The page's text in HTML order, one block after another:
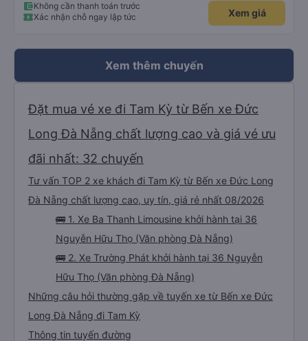
Không cần thanh toán trước
Xác nhận chỗ ngay lập tức
Xem giá
Xem thêm chuyến
Đặt mua vé xe đi Tam Kỳ từ Bến xe Đức
Long Đà Nẵng chất lượng cao và giá vé ưu
đãi nhất: 32 chuyến
Tư vấn TOP 2 xe khách đi Tam Kỳ từ Bến xe Đức Long
Đà Nẵng chất lượng cao, uy tín, giá rẻ nhất 08/2026
🚌 1. Xe Ba Thanh Limousine khởi hành tại 36
Nguyễn Hữu Thọ (Văn phòng Đà Nẵng)
🚌 2. Xe Trường Phát khởi hành tại 36 Nguyễn
Hữu Thọ (Văn phòng Đà Nẵng)
Những câu hỏi thường gặp về tuyến xe từ Bến xe Đức
Long Đà Nẵng đi Tam Kỳ
Thông tin tuyến đường